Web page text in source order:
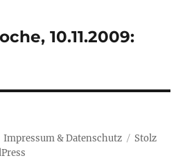
10.11.2009:
Impressum & Datenschutz
Stolz